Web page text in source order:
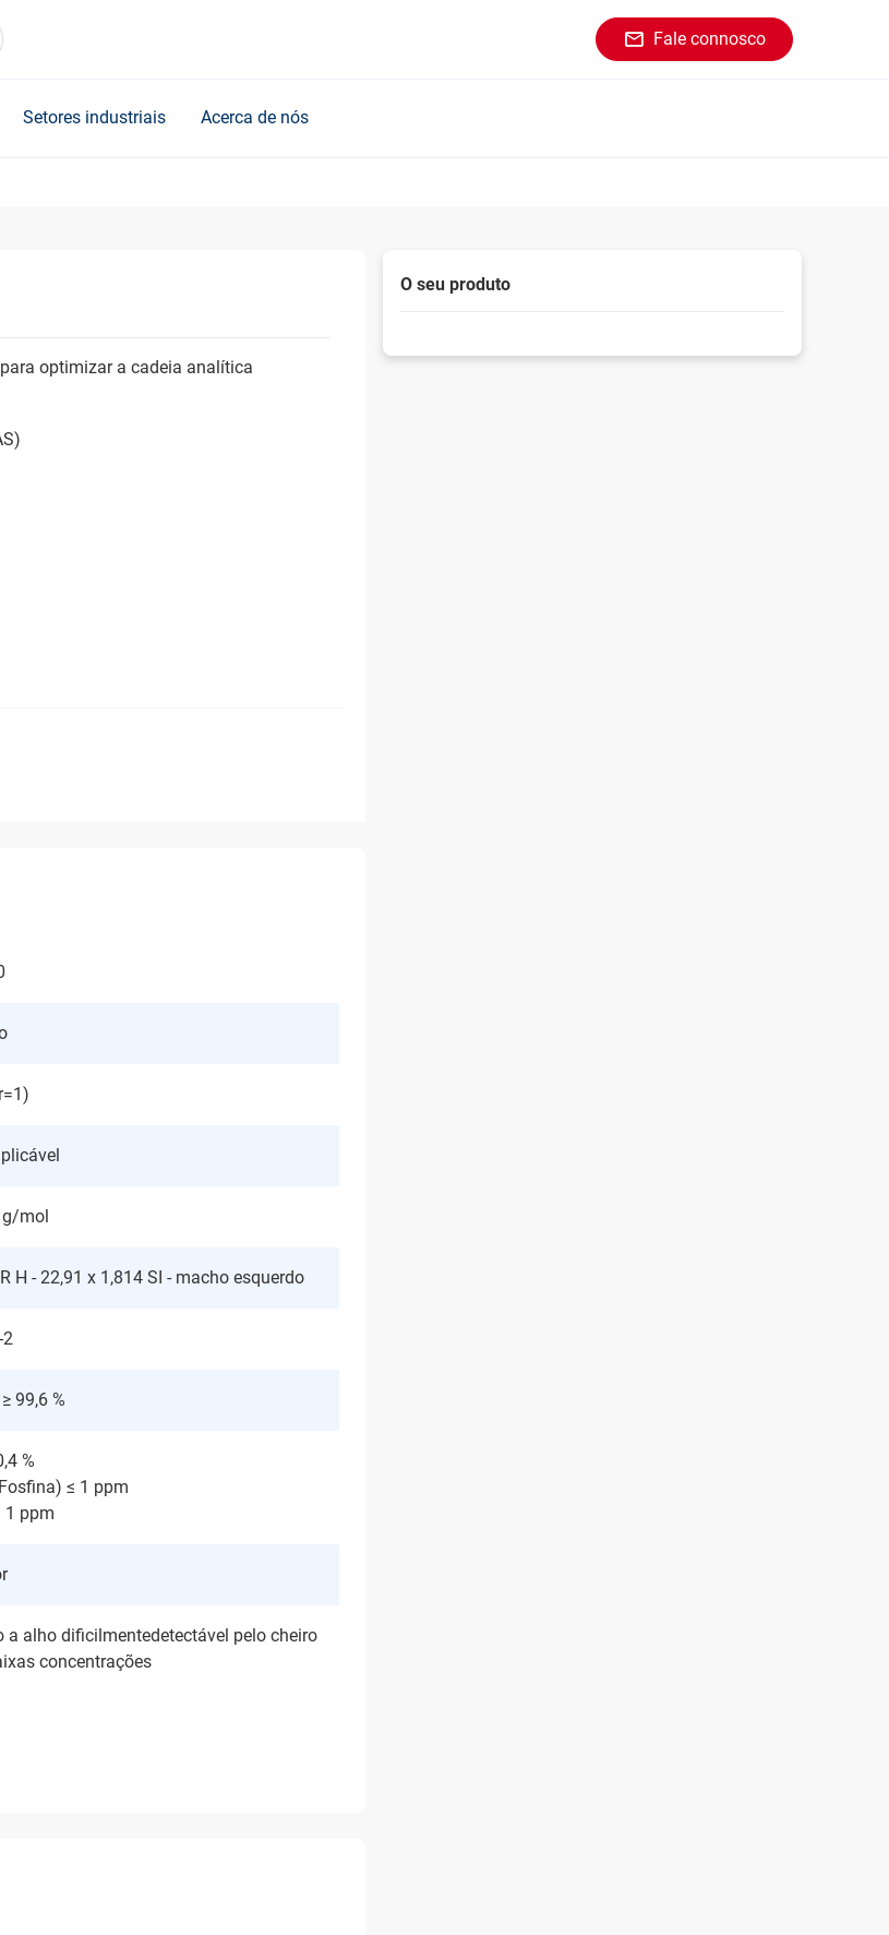
Fale connosco
Setores industriais Acerca de nós
optimizar a cadeia analítica
mol
H - 22,91 x 1,814 SI - macho esquerdo
2
99,6 %
%
≤ 1 ppm
1 ppm
a alho dificilmentedetectável pelo cheiro
concentrações
O seu produto